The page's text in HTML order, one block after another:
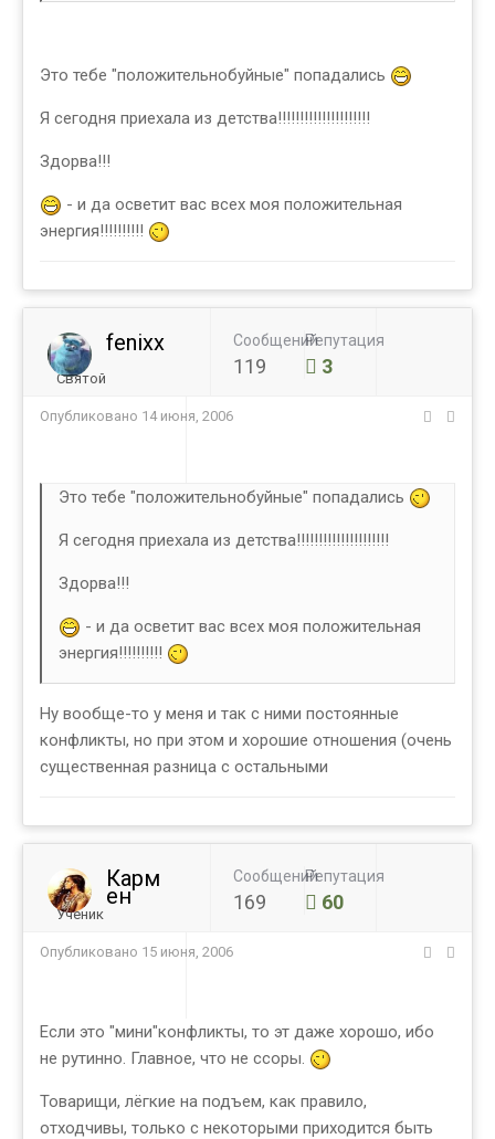
Это тебе "положительнобуйные" попадались
Я сегодня приехала из детства!!!!!!!!!!!!!!!!!!!!!
Здорва!!!
- и да осветит вас всех моя положительная
энергия!!!!!!!!!!
fenixx
Святой
Сообщений
119
Репутация
3
Опубликовано 14 июня, 2006
Это тебе "положительнобуйные" попадались
Я сегодня приехала из детства!!!!!!!!!!!!!!!!!!!!!
Здорва!!!
- и да осветит вас всех моя положительная
энергия!!!!!!!!!!
Ну вообще-то у меня и так с ними постоянные
конфликты, но при этом и хорошие отношения (очень
существенная разница с остальными
Карм
ен
Ученик
Сообщений
169
Репутация
60
Опубликовано 15 июня, 2006
Если это "мини"конфликты, то эт даже хорошо, ибо
не рутинно. Главное, что не ссоры.
Товарищи, лёгкие на подъем, как правило,
отходчивы, только с некоторыми приходится быть